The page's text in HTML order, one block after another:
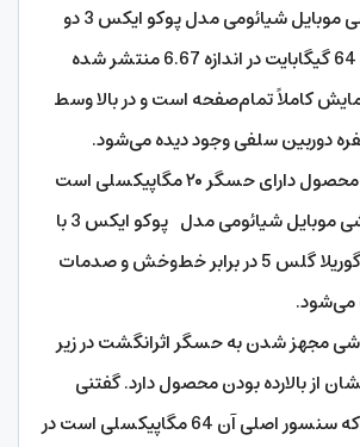
صفحه‌نمایش گوشی موبایل شیائومی مدل پوکو ایکس 3 دو
سیم‌ کارت ظرفیت 64 گیگابایت در اندازه 6.67 منتشر شده
کاملاً تمام‌صفحه است و در بالا وسط
دوربین سلفی وجود دیده می‌شود.
دوربین سلفی این محصول دارای حسگر ۲۰ مگاپیکسلی است
.صحفه‌نمایش گوشی موبایل شیائومی مدل پوکو ایکس 3 با
استفاده از فناوری گوریلا گلس 5 در برابر خط‌وخش و صدمات
می‌شود.
مجهز شدن به حسگر اثرانگشت در زیر
از بالارده بودن محصول دارد. گفتنی
است چهار دوربین که سنسور اصلی آن 64 مگاپیکسلی است در